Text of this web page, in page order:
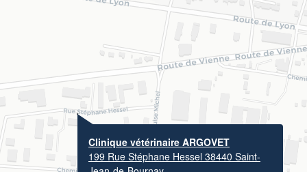
Clinique vétérinaire ARGOVET
199 Rue Stéphane Hessel 38440 Saint-